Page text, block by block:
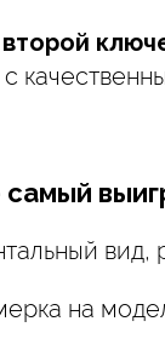
вид,
на